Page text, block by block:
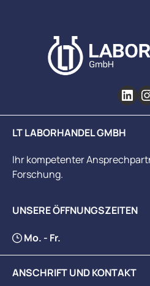
LT LABORHANDEL GMBH
Ihr kompetenter
Forschung.
UNSERE ÖFFNUNGSZEITEN
Mo. - Fr.
ANSCHRIFT UND KONTAKT